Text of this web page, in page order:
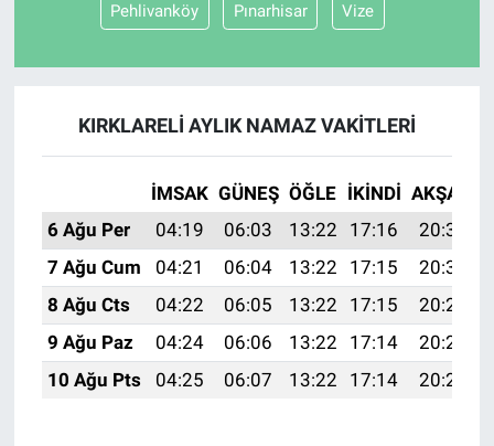
Pehlivanköy Pınarhisar Vize
KIRKLARELI AYLIK NAMAZ VAKITLERI
İMSAK GÜNEŞ ÖĞLE İKINDI AKŞAM
6 Ağu Per
04:19 06:03 13:22 17:16 20:31
7 Ağu Cum
04:21 06:04 13:22 17:15 20:30
8 Ağu Cts
04:22 06:05 13:22 17:15 20:29
9 Ağu Paz
04:24 06:06 13:22 17:14 20:27
10 Ağu Pts
04:25 06:07 13:22 17:14 20:26